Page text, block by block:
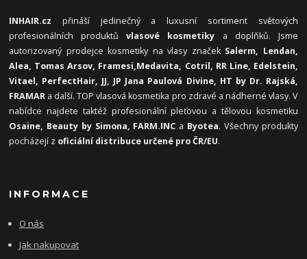
INHAIR.cz přináší jedinečný a luxusní sortiment světových
profesionálních produktůvlasové kosmetiky a doplňků. Jsme
autorizovaný prodejce kosmetiky na vlasy značek Salerm, Lendan,
Alea, Tomas Arsov, Framesi,Medavita, Cotril, RR Line, Edelstein,
Vitael, PerfectHair, JJ, JP Jana Paulová Divine, HT by Dr. Rajská,
FRAMAR a další. TOP vlasová kosmetika pro zdravé a nádherné vlasy. V
nabídce najdete taktéž profesionální pleťovou a tělovou kosmetiku
Osaine, Beauty by Simona, FARM.INC a Byotea. Všechny produkty
pocházejí z oficiální distribuce určené pro ČR/EU.
INFORMACE
O nás
Jak nakupovat